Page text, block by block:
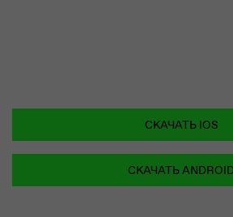
СКАЧАТЬ IOS
СКАЧАТЬ